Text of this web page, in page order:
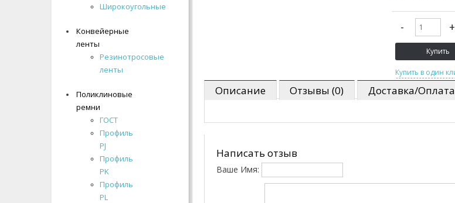
Широкоугольные
Конвейерные
ленты
Резинотросовые
ленты
Поликлиновые
ремни
ГОСТ
Профиль
PJ
Профиль
PK
Профиль
PL
Широкоугольные
Конвейерные
ленты
Резинотросовые
ленты
Поликлиновые
ремни
ГОСТ
Профиль
PJ
Профиль
PK
Профиль
PL
- Многоручьевые
Конвейерные ленты
Линейные
направляющие
Подшипники
Поликлиновые ремни
Ремни для автомобилей
Ремни для
сельхозтехники
Ремни для снегоходов
Описание Отзывы (0) Доставка/Оплата
Написать отзыв
Ваше Имя: